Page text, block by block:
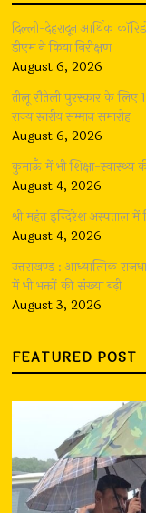
दिल्ली-देहरादून आर्थिक
डीएम ने किया निरीक्षण
August 6, 2026
तीलू रौतेली पुरस्कार के लिए
राज्य स्तरीय सम्मान समारोह
August 6, 2026
कुमाऊँ में भी शिक्षा-
August 4, 2026
श्री महंत इन्दिरेश अस्पताल में
August 4, 2026
उत्तराखण्ड : आध्यात्मिक
में भी भक्तों की संख्या बढ़ी
August 3, 2026
FEATURED POST